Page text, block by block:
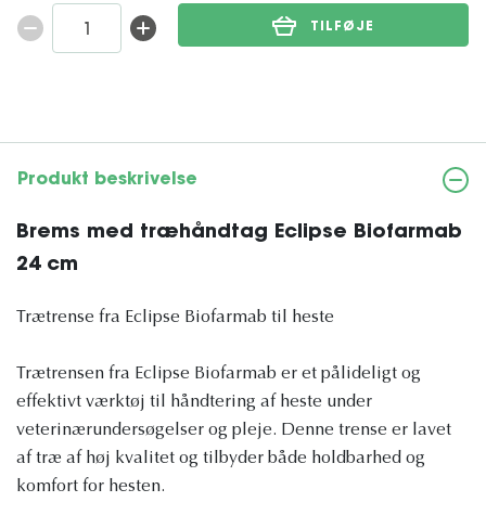
TILFØJE
Produkt beskrivelse
Brems med træhåndtag Eclipse Biofarmab
24 cm
Trætrense fra Eclipse Biofarmab til heste
Trætrensen fra Eclipse Biofarmab er et pålideligt og
effektivt værktøj til håndtering af heste under
veterinærundersøgelser og pleje. Denne trense er lavet
af træ af høj kvalitet og tilbyder både holdbarhed og
komfort for hesten.